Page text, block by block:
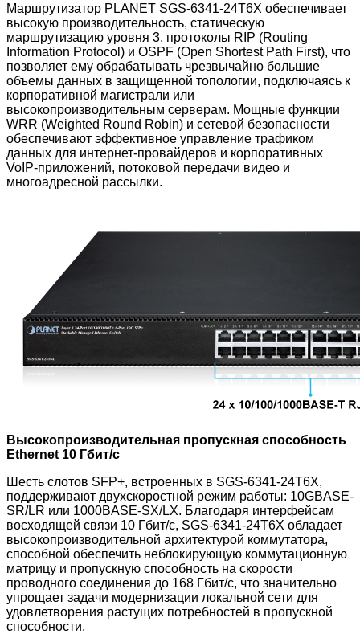
Маршрутизатор PLANET SGS-6341-24T6X обеспечивает
высокую производительность, статическую
маршрутизацию уровня 3, протоколы RIP (Routing
Information Protocol) и OSPF (Open Shortest Path First), что
позволяет ему обрабатывать чрезвычайно большие
объемы данных в защищенной топологии, подключаясь к
корпоративной магистрали или
высокопроизводительным серверам. Мощные функции
WRR (Weighted Round Robin) и сетевой безопасности
обеспечивают эффективное управление трафиком
данных для интернет-провайдеров и корпоративных
VoIP-приложений, потоковой передачи видео и
многоадресной рассылки.
Высокопроизводительная пропускная способность
Ethernet 10 Гбит/с
Шесть слотов SFP+, встроенных в SGS-6341-24T6X,
поддерживают двухскоростной режим работы: 10GBASE-
SR/LR или 1000BASE-SX/LX. Благодаря интерфейсам
восходящей связи 10 Гбит/с, SGS-6341-24T6X обладает
высокопроизводительной архитектурой коммутатора,
способной обеспечить неблокирующую коммутационную
матрицу и пропускную способность на скорости
проводного соединения до 168 Гбит/с, что значительно
упрощает задачи модернизации локальной сети для
удовлетворения растущих потребностей в пропускной
способности.